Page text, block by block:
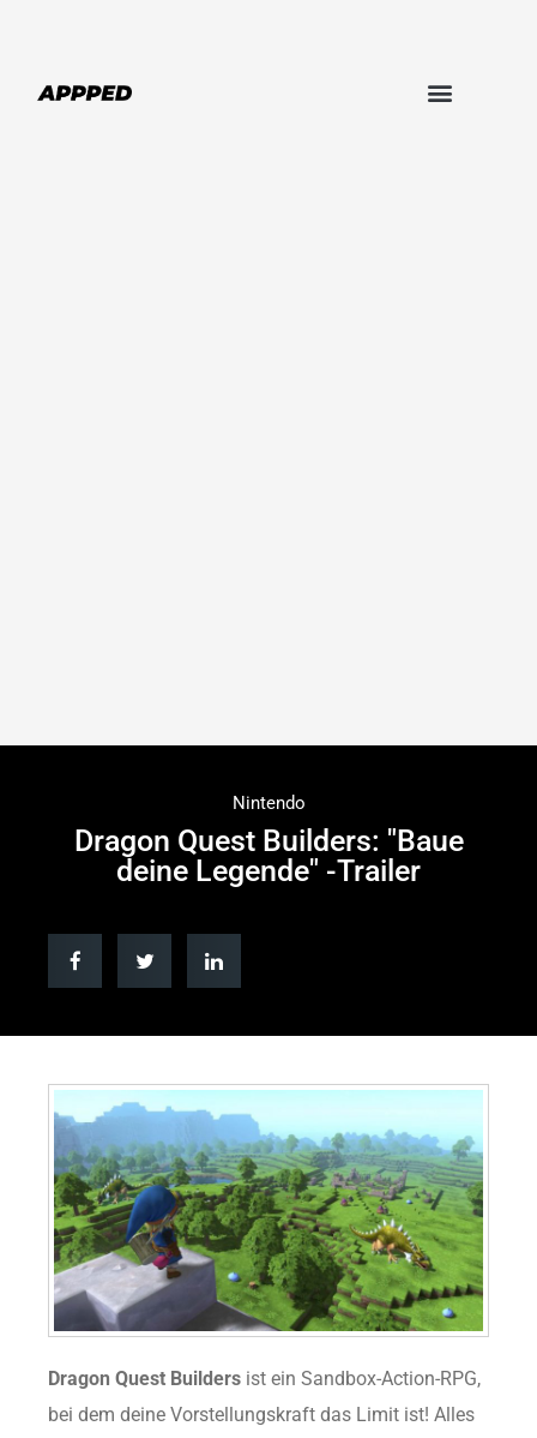
Nintendo
Dragon Quest Builders: "Baue
deine Legende" -Trailer
Dragon Quest Builders ist ein Sandbox-Action-RPG,
bei dem deine Vorstellungskraft das Limit ist! Alles